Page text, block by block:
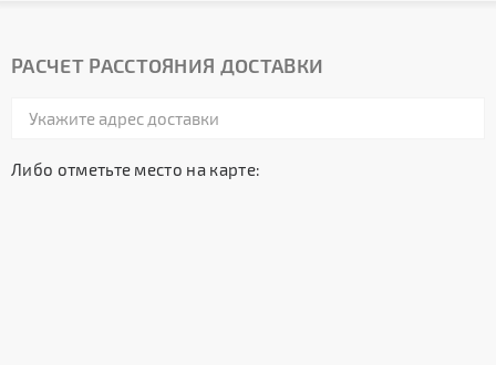
РАСЧЕТ РАССТОЯНИЯ ДОСТАВКИ
Либо отметьте место на карте: